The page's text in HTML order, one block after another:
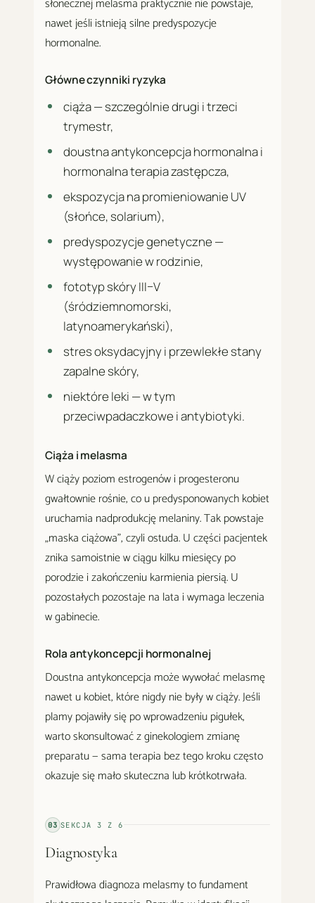
nawet jeśli istnieją silne predyspozycje
hormonalne.
Główne czynniki ryzyka
ciąża — szczególnie drugi i trzeci
trymestr,
doustna antykoncepcja hormonalna i
hormonalna terapia zastępcza,
ekspozycja na promieniowanie UV
(słońce, solarium),
predyspozycje genetyczne —
występowanie w rodzinie,
fototyp skóry III–V
(śródziemnomorski,
latynoamerykański),
stres oksydacyjny i przewlekłe stany
zapalne skóry,
niektóre leki — w tym
przeciwpadaczkowe i antybiotyki.
Ciąża i melasma
W ciąży poziom estrogenów i progesteronu
gwałtownie rośnie, co u predysponowanych kobiet
uruchamia nadprodukcję melaniny. Tak powstaje
„maska ciążowa", czyli ostuda. U części pacjentek
znika samoistnie w ciągu kilku miesięcy po
porodzie i zakończeniu karmienia piersią. U
pozostałych pozostaje na lata i wymaga leczenia
w gabinecie.
Rola antykoncepcji hormonalnej
Doustna antykoncepcja może wywołać melasmę
nawet u kobiet, które nigdy nie były w ciąży. Jeśli
plamy pojawiły się po wprowadzeniu pigułek,
warto skonsultować z ginekologiem zmianę
preparatu — sama terapia bez tego kroku często
okazuje się mało skuteczna lub krótkotrwała.
03 SEKCJA3 Z6
Diagnostyka
Prawidłowa diagnoza melasmy to fundament